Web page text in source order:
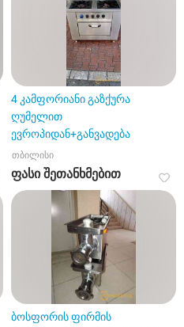
4 კამფორიანი გაზქურა
ღუმელით
ევროპიდან+განვადება
თბილისი
ფასი შეთანხმებით
ბოსფორის ფირმის